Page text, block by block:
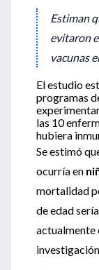
Estiman
evitaron
vacunas
El estudio
programas
las 10
hubiera
Se estimó
ocurría en
mortalidad
de edad
actualmente